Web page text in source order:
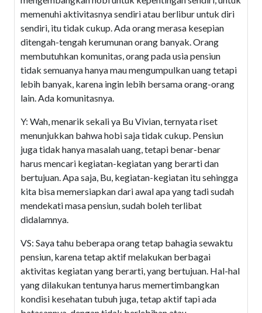
memenuhi aktivitasnya sendiri atau berlibur untuk diri
sendiri, itu tidak cukup. Ada orang merasa kesepian
ditengah-tengah kerumunan orang banyak. Orang
membutuhkan komunitas, orang pada usia pensiun
tidak semuanya hanya mau mengumpulkan uang tetapi
lebih banyak, karena ingin lebih bersama orang-orang
lain. Ada komunitasnya.
Y: Wah, menarik sekali ya Bu Vivian, ternyata riset
menunjukkan bahwa hobi saja tidak cukup. Pensiun
juga tidak hanya masalah uang, tetapi benar-benar
harus mencari kegiatan-kegiatan yang berarti dan
bertujuan. Apa saja, Bu, kegiatan-kegiatan itu sehingga
kita bisa memersiapkan dari awal apa yang tadi sudah
mendekati masa pensiun, sudah boleh terlibat
didalamnya.
VS: Saya tahu beberapa orang tetap bahagia sewaktu
pensiun, karena tetap aktif melakukan berbagai
aktivitas kegiatan yang berarti, yang bertujuan. Hal-hal
yang dilakukan tentunya harus memertimbangkan
kondisi kesehatan tubuh juga, tetap aktif tapi ada